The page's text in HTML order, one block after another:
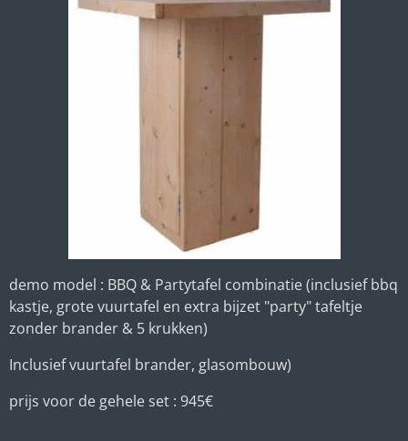
demo model : BBQ & Partytafel combinatie (inclusief bbq
kastje, grote vuurtafel en extra bijzet "party" tafeltje
zonder brander & 5 krukken)
Inclusief vuurtafel brander, glasombouw)
prijs voor de gehele set : 945€